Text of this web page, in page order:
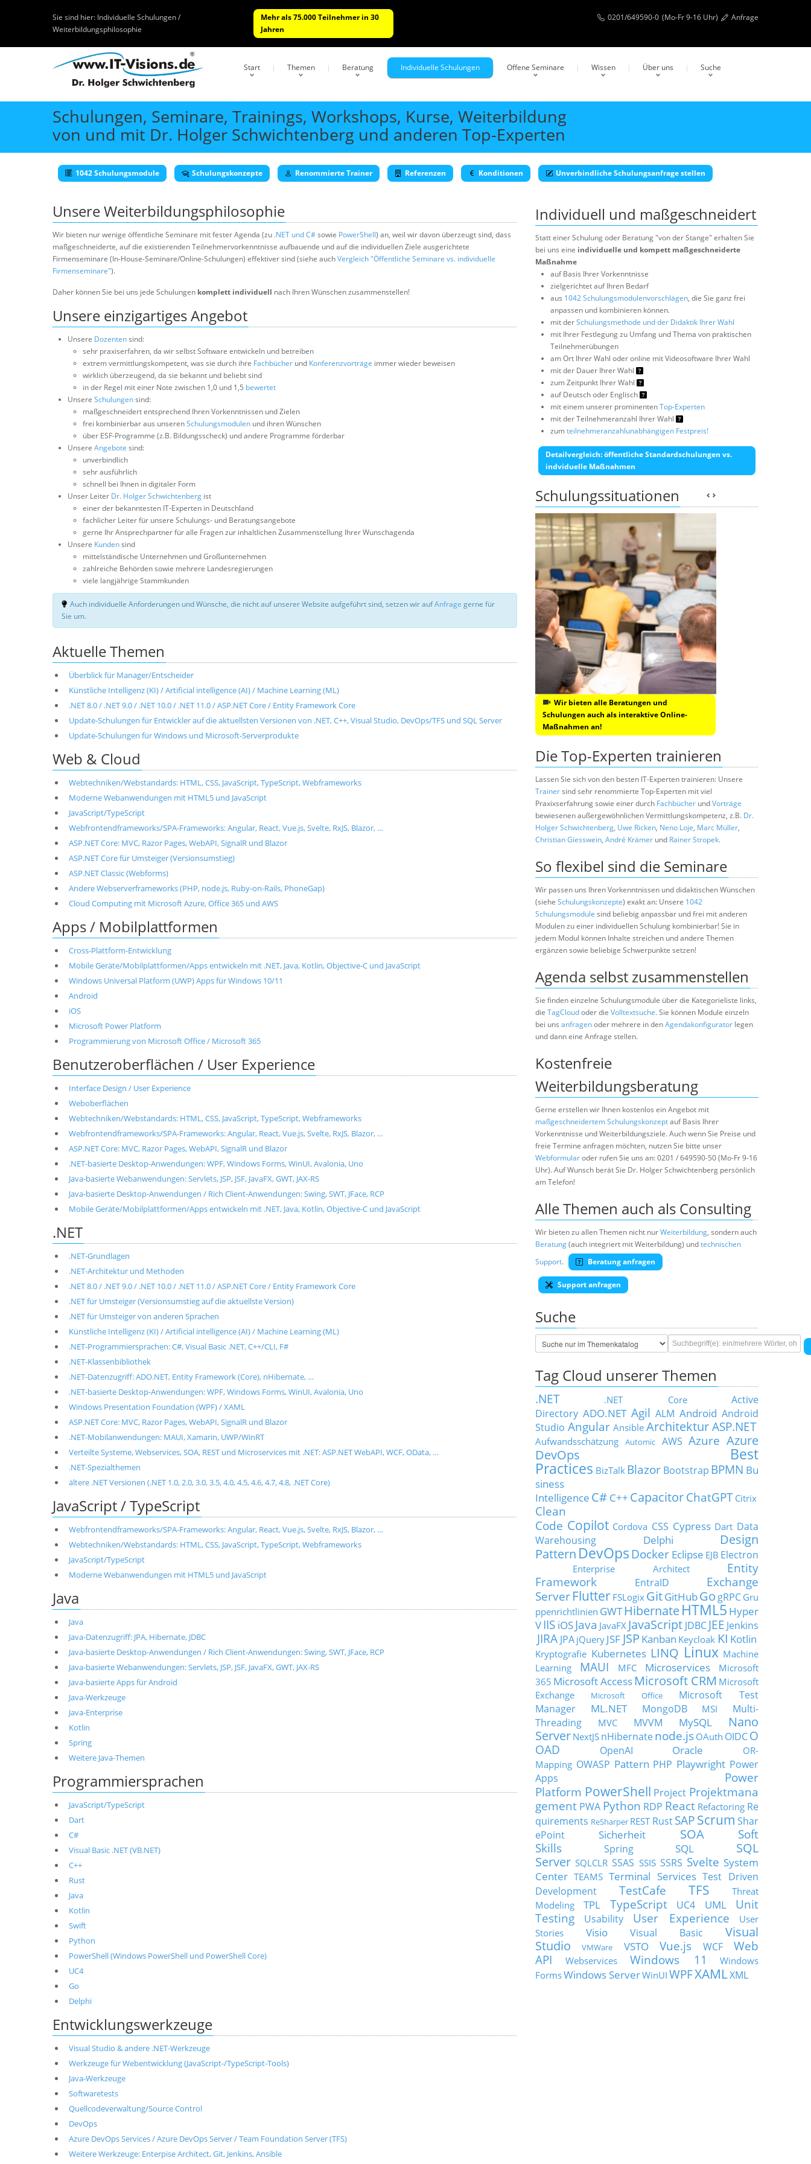
Sie sind hier: Individuelle Schulungen /
Weiterbildungsphilosophie
Mehr als 75.000 Teilnehmer in 30
Jahren
0201/649590-0 (Mo-Fr 9-16 Uhr) Anfrage
Start Themen Beratung Individuelle Schulungen Offene Seminare Wissen Über uns Suche
Schulungen, Seminare, Trainings, Workshops, Kurse, Weiterbildung
von und mit Dr. Holger Schwichtenberg und anderen Top-Experten
1042 Schulungsmodule Schulungskonzepte Renommierte Trainer Referenzen Konditionen Unverbindliche Schulungsanfrage stellen
Unsere Weiterbildungsphilosophie
Wir bieten nur wenige öffentliche Seminare mit fester Agenda (zu .NET und C#sowie PowerShell) an, weil wir davon überzeugt sind, dass
maßgeschneiderte, auf die existierenden Teilnehmervorkenntnisse aufbauende und auf die individuellen Ziele ausgerichtete
Firmenseminare (In-House-Seminare/Online-Schulungen) effektiver sind (siehe auchVergleich "Öffentliche Seminare vs. individuelle
Firmenseminare").
Daher können Sie bei uns jede Schulungen komplett individuell nach Ihren Wünschen zusammenstellen!
Unsere einzigartiges Angebot
Unsere Dozentensind:
sehr praxiserfahren, da wir selbst Software entwickeln und betreiben
extrem vermittlungskompetent, was sie durch ihre Fachbücher und Konferenzvorträge immer wieder beweisen
wirklich überzeugend, da sie bekannt und beliebt sind
in der Regel mit einer Note zwischen 1,0 und 1,5 bewertet
Unsere Schulungensind:
maßgeschneidert entsprechend Ihren Vorkenntnissen und Zielen
frei kombinierbar aus unserenSchulungsmodulen und ihren Wünschen
über ESF-Programme (z.B. Bildungsscheck) und andere Programme förderbar
Unsere Angebote sind:
unverbindlich
sehr ausführlich
schnell bei Ihnen in digitaler Form
Unser Leiter Dr. Holger Schwichtenberg ist
einer der bekanntesten IT-Experten in Deutschland
fachlicher Leiter für unsere Schulungs- und Beratungsangebote
gerne Ihr Ansprechpartner für alle Fragen zur inhaltlichen Zusammenstellung Ihrer Wunschagenda
Unsere Kundensind
mittelständische Unternehmen und Großunternehmen
zahlreiche Behörden sowie mehrere Landesregierungen
viele langjährige Stammkunden
Auch individuelle Anforderungen und Wünsche, die nicht auf unserer Website aufgeführt sind, setzen wir aufAnfrage gerne für
Sie um.
Aktuelle Themen
Überblick für Manager/Entscheider
Künstliche Intelligenz (KI) / Artificial intelligence (AI) / Machine Learning (ML)
.NET 8.0 / .NET 9.0 / .NET 10.0 / .NET 11.0 / ASP.NET Core / Entity Framework Core
Update-Schulungen für Entwickler auf die aktuellsten Versionen von .NET, C++, Visual Studio, DevOps/TFS und SQL Server
Update-Schulungen für Windows und Microsoft-Serverprodukte
Web & Cloud
Webtechniken/Webstandards: HTML, CSS, JavaScript, TypeScript, Webframeworks
Moderne Webanwendungen mit HTML5 und JavaScript
JavaScript/TypeScript
Webfrontendframeworks/SPA-Frameworks: Angular, React, Vue.js, Svelte, RxJS, Blazor, …
ASP.NET Core: MVC, Razor Pages, WebAPI, SignalR und Blazor
ASP.NET Core für Umsteiger (Versionsumstieg)
ASP.NET Classic (Webforms)
Andere Webserverframeworks (PHP, node.js, Ruby-on-Rails, PhoneGap)
Cloud Computing mit Microsoft Azure, Office 365 und AWS
Apps / Mobilplattformen
Cross-Plattform-Entwicklung
Mobile Geräte/Mobilplattformen/Apps entwickeln mit .NET, Java, Kotlin, Objective-C und JavaScript
Windows Universal Platform (UWP) Apps für Windows 10/11
Android
iOS
Microsoft Power Platform
Programmierung von Microsoft Office / Microsoft 365
Benutzeroberflächen / User Experience
Interface Design / User Experience
Weboberflächen
Webtechniken/Webstandards: HTML, CSS, JavaScript, TypeScript, Webframeworks
Webfrontendframeworks/SPA-Frameworks: Angular, React, Vue.js, Svelte, RxJS, Blazor, …
ASP.NET Core: MVC, Razor Pages, WebAPI, SignalR und Blazor
.NET-basierte Desktop-Anwendungen: WPF, Windows Forms, WinUI, Avalonia, Uno
Java-basierte Webanwendungen: Servlets, JSP, JSF, JavaFX, GWT, JAX-RS
Java-basierte Desktop-Anwendungen / Rich Client-Anwendungen: Swing, SWT, JFace, RCP
Mobile Geräte/Mobilplattformen/Apps entwickeln mit .NET, Java, Kotlin, Objective-C und JavaScript
.NET
.NET-Grundlagen
.NET-Architektur und Methoden
.NET 8.0 / .NET 9.0 / .NET 10.0 / .NET 11.0 / ASP.NET Core / Entity Framework Core
.NET für Umsteiger (Versionsumstieg auf die aktuellste Version)
.NET für Umsteiger von anderen Sprachen
Künstliche Intelligenz (KI) / Artificial intelligence (AI) / Machine Learning (ML)
.NET-Programmiersprachen: C#, Visual Basic .NET, C++/CLI, F#
.NET-Klassenbibliothek
.NET-Datenzugriff: ADO.NET, Entity Framework (Core), nHibernate, …
.NET-basierte Desktop-Anwendungen: WPF, Windows Forms, WinUI, Avalonia, Uno
Windows Presentation Foundation (WPF) / XAML
ASP.NET Core: MVC, Razor Pages, WebAPI, SignalR und Blazor
.NET-Mobilanwendungen: MAUI, Xamarin, UWP/WinRT
Verteilte Systeme, Webservices, SOA, REST und Microservices mit .NET: ASP.NET WebAPI, WCF, OData, …
.NET-Spezialthemen
ältere .NET Versionen (.NET 1.0, 2.0, 3.0, 3.5, 4.0, 4.5, 4.6, 4.7, 4.8, .NET Core)
JavaScript / TypeScript
Webfrontendframeworks/SPA-Frameworks: Angular, React, Vue.js, Svelte, RxJS, Blazor, …
Webtechniken/Webstandards: HTML, CSS, JavaScript, TypeScript, Webframeworks
JavaScript/TypeScript
Moderne Webanwendungen mit HTML5 und JavaScript
Java
Java
Java-Datenzugriff: JPA, Hibernate, JDBC
Java-basierte Desktop-Anwendungen / Rich Client-Anwendungen: Swing, SWT, JFace, RCP
Java-basierte Webanwendungen: Servlets, JSP, JSF, JavaFX, GWT, JAX-RS
Java-basierte Apps für Android
Java-Werkzeuge
Java-Enterprise
Kotlin
Spring
Weitere Java-Themen
Programmiersprachen
JavaScript/TypeScript
Dart
C#
Visual Basic .NET (VB.NET)
C++
Rust
Java
Kotlin
Swift
Python
PowerShell (Windows PowerShell und PowerShell Core)
UC4
Go
Delphi
Entwicklungswerkzeuge
Visual Studio & andere .NET-Werkzeuge
Werkzeuge für Webentwicklung (JavaScript-/TypeScript-Tools)
Java-Werkzeuge
Softwaretests
Quellcodeverwaltung/Source Control
DevOps
Azure DevOps Services / Azure DevOps Server / Team Foundation Server (TFS)
Weitere Werkzeuge: Enterpise Architect, Git, Jenkins, Ansible
Individuell und maßgeschneidert
Statt einer Schulung oder Beratung "von der Stange" erhalten Sie
bei uns eine individuelle und kompett maßgeschneiderte
Maßnahme
auf Basis Ihrer Vorkenntnisse
zielgerichtet auf Ihren Bedarf
aus 1042 Schulungsmodulenvorschlägen, die Sie ganz frei
anpassen und kombinieren können.
mit derSchulungsmethode und der Didaktik Ihrer Wahl
mit Ihrer Festlegung zu Umfang und Thema von praktischen
Teilnehmerübungen
am Ort Ihrer Wahl oder online mit Videosoftware Ihrer Wahl
mit der Dauer Ihrer Wahl
zum Zeitpunkt Ihrer Wahl
auf Deutsch oder Englisch
mit einem unserer prominentenTop-Experten
mit der Teilnehmeranzahl Ihrer Wahl
zumteilnehmeranzahlunabhängigen Festpreis!
Detailvergleich: öffentliche Standardschulungen vs.
indviduelle Maßnahmen
Schulungssituationen
Wir bieten alle Beratungen und
Schulungen auch als interaktive Online-
Maßnahmen an!
Die Top-Experten trainieren
Lassen Sie sich von den besten IT-Experten trainieren: Unsere
Trainersind sehr renommierte Top-Experten mit viel
Praxixserfahrung sowie einer durch Fachbücher undVorträge
bewiesenen außergewöhnlichen Vermittlungskompetenz, z.B. Dr.
Holger Schwichtenberg, Uwe Ricken, Neno Loje, Marc Müller,
Christian Giesswein, André Krämer und Rainer Stropek.
So flexibel sind die Seminare
Wir passen uns Ihren Vorkenntnissen und didaktischen Wünschen
(siehe Schulungskonzepte) exakt an: Unsere 1042
Schulungsmodule sind beliebig anpassbar und frei mit anderen
Modulen zu einer individuellen Schulung kombinierbar! Sie in
jedem Modul können Inhalte streichen und andere Themen
ergänzen sowie beliebige Schwerpunkte setzen!
Agenda selbst zusammenstellen
Sie finden einzelne Schulungsmodule über die Kategorieliste links,
die TagCloudoder die Volltextsuche. Sie können Module einzeln
bei uns anfragenoder mehrere in denAgendakonfigurator legen
und dann eine Anfrage stellen.
Kostenfreie
Weiterbildungsberatung
Gerne erstellen wir Ihnen kostenlos ein Angebot mit
maßgeschneidertem Schulungskonzeptauf Basis Ihrer
Vorkenntnisse und Weiterbildungsziele. Auch wenn Sie Preise und
freie Termine anfragen möchten, nutzen Sie bitte unser
Webformularoder rufen Sie uns an: 0201 / 649590-50 (Mo-Fr 9-16
Uhr). Auf Wunsch berät Sie Dr. Holger Schwichtenberg persönlich
am Telefon!
Alle Themen auch als Consulting
Wir bieten zu allen Themen nicht nurWeiterbildung, sondern auch
Beratung(auch integriert mit Weiterbildung) undtechnischen
Support. Beratung anfragen
Support anfragen
Suche
Tag Cloud unserer Themen
.NET .NET Core
Active
Directory ADO.NET Agil ALM Android Android
Studio Angular Ansible Architektur ASP.NET
Aufwandsschätzung Automic AWS Azure Azure
DevOps
Best
Practices BizTalk Blazor Bootstrap BPMN Bu
siness
Intelligence C# C++ Capacitor ChatGPT Citrix
Clean
Code Copilot Cordova CSS Cypress Dart Data
Warehousing
Delphi
Design
Pattern DevOps Docker Eclipse EJB Electron
Enterprise Architect
Entity
Framework
EntraID
Exchange
Server Flutter FSLogix GitGitHubGo gRPC Gru
ppenrichtlinien GWT HibernateHTML5 Hyper
VIIS iOSJava JavaFX JavaScript JDBC JEE Jenkins
JIRA JPA jQuery JSF JSP Kanban Keycloak KI Kotlin
Kryptografie Kubernetes LINQ Linux Machine
Learning
MAUI MFC Microservices
Microsoft
365 Microsoft Access Microsoft CRM Microsoft
Exchange
Microsoft Office
Microsoft Test
Manager
ML.NET MongoDB MSI
Multi-
Threading
MVC MVVM MySQL
Nano
Server NextJS nHibernatenode.js OAuth OIDCO
OAD
OpenAI Oracle
OR-
Mapping OWASP Pattern PHP Playwright Power
Apps
Power
Platform PowerShell Project Projektmana
gement PWA Python RDP React Refactoring Re
quirements ReSharper REST Rust SAP Scrum Shar
ePoint
Sicherheit SOA
Soft
Skills
Spring SQL
SQL
Server SQLCLR SSAS SSIS SSRS Svelte System
Center TEAMS Terminal Services Test Driven
Development
TestCafe TFS
Threat
Modeling
TPL TypeScript UC4 UML
Unit
Testing
Usability User Experience
User
Stories
Visio Visual Basic
Visual
Studio
VMWare VSTO Vue.js WCF
Web
API
Webservices Windows 11
Windows
FormsWindows ServerWinUI WPFXAMLXML